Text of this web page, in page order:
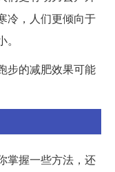
冷，人们更倾向于
步的减肥效果可能
掌握一些方法，还